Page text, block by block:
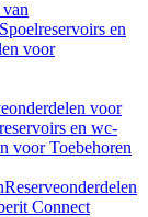
Spoelreservoirs en
voor
voor
en wc-
voor Toebehoren
Reserveonderdelen
Connect